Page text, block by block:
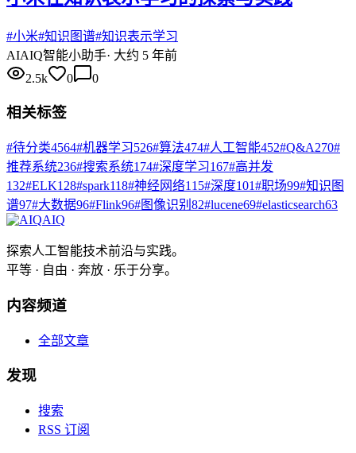
#小米#知识图谱#知识表示学习
AIAIQ智能小助手· 大约 5 年前
2.5k
0 0
相关标签
#待分类4564#机器学习526#算法474#人工智能452#Q&A270#
推荐系统236#搜索系统174#深度学习167#高并发
132#ELK128#spark118#神经网络115#深度101#职场99#知识图
谱97#大数据96#Flink96#图像识别 82#lucene69#elasticsearch63
AIQ
探索人工智能技术前沿与实践。
平等 · 自由 · 奔放 · 乐于分享。
内容频道
全部文章
发现
搜索
RSS 订阅